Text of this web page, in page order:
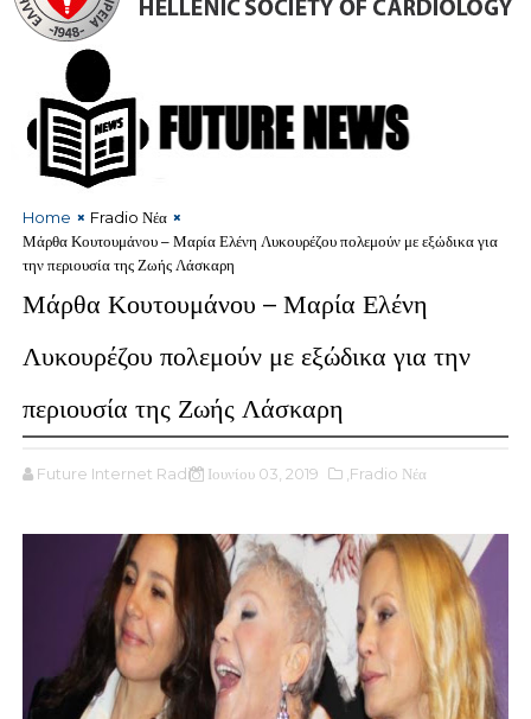
Home
Fradio Νέα
Μάρθα Κουτουμάνου – Μαρία Ελένη Λυκουρέζου πολεμούν με εξώδικα για
την περιουσία της Ζωής Λάσκαρη
Μάρθα Κουτουμάνου – Μαρία Ελένη
Λυκουρέζου πολεμούν με εξώδικα για την
περιουσία της Ζωής Λάσκαρη
Future Internet Radio Ιουνίου 03, 2019 ,Fradio Νέα